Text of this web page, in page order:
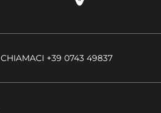
CHIAMACI +39 0743 49837